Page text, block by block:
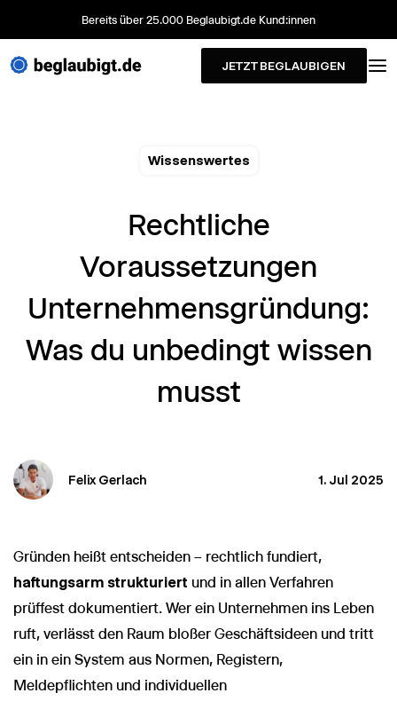
Bereits über 25.000 Beglaubigt.de Kund:innen
JETZT BEGLAUBIGEN
Wissenswertes
Rechtliche
Voraussetzungen
Unternehmensgründung:
Was du unbedingt wissen
musst
Felix Gerlach 1. Jul 2025
Gründen heißt entscheiden – rechtlich fundiert,
haftungsarm strukturiert und in allen Verfahren
prüffest dokumentiert. Wer ein Unternehmen ins Leben
ruft, verlässt den Raum bloßer Geschäftsideen und tritt
ein in ein System aus Normen, Registern,
Meldepflichten und individuellen